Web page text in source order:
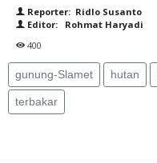
Reporter: Ridlo Susanto
Editor: Rohmat Haryadi
400
gunung-Slamet hutan
terbakar